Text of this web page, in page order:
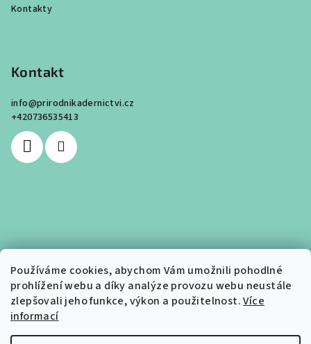
Používáme cookies, abychom Vám umožnili pohodlné
prohlížení webu a díky analýze provozu webu neustále
zlepšovali jeho funkce, výkon a použitelnost.Více
informací
Kontakty
Kontakt
info@prirodnikadernictvi.cz
+420736535413